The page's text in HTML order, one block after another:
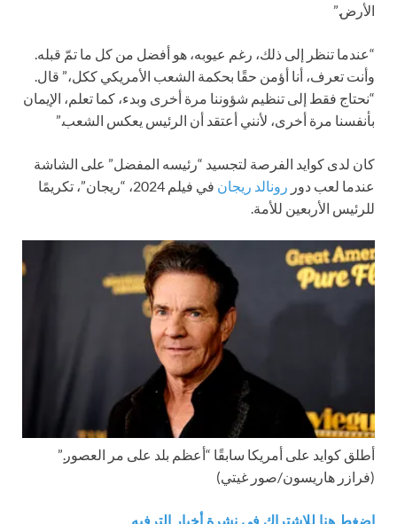
الأرض.”
“عندما تنظر إلى ذلك، رغم عيوبه، هو أفضل من كل ما تمّ قبله.
وأنت تعرف، أنا أؤمن حقًا بحكمة الشعب الأمريكي ككل،” قال.
“نحتاج فقط إلى تنظيم شؤوننا مرة أخرى وبدء، كما تعلم، الإيمان
بأنفسنا مرة أخرى، لأنني أعتقد أن الرئيس يعكس الشعب.”
كان لدى كوايد الفرصة لتجسيد “رئيسه المفضل” على الشاشة
عندما لعب دور رونالد ريجان
في فيلم 2024، “ريجان”، تكريمًا
للرئيس الأربعين للأمة.
أطلق كوايد على أمريكا سابقًا “أعظم بلد على مر العصور.”
(فرازر هاريسون/صور غيتي)
اضغط هنا للاشتراك في نشرة أخبار الترفيه